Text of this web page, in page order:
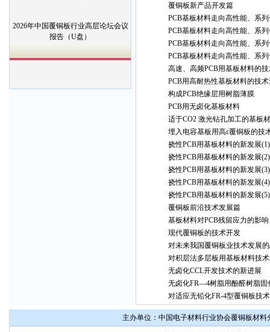
2026年中国覆铜板行业高层论坛会议
报告（U盘）
覆铜板新产品开发篇
PCB基板材料走向高性能、系
PCB基板材料走向高性能、系
PCB基板材料走向高性能、系
PCB基板材料走向高性能、系列
高速、高频PCB用基板材料的
PCB用高耐热性基板材料的技
构成PCB绝缘层用树脂薄膜
PCB用无卤化基板材料
适于CO2 激光钻孔加工的基板
埋入电容基板用高ε覆铜板的技
挠性PCB用基板材料的新发展(1)
挠性PCB用基板材料的新发展(2)
挠性PCB用基板材料的新发展(3)
挠性PCB用基板材料的新发展(4)
挠性PCB用基板材料的新发展(5)
覆铜板前沿技术发展篇
基板材料对PCB残留应力的影响
现代覆铜板的技术开发
对未来我国覆铜板业技术发展
对积层法多层板用基板材料技
无卤化CCL开发技术的新进展
无卤化FR—4树脂用酚醛树脂固
对适应无铅化FR-4型覆铜板技
主办单位：中国电子材料行业协会覆铜板材